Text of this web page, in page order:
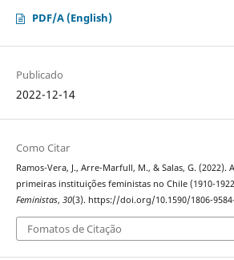
PDF/A (English)
Publicado
2022-12-14
Como Citar
Ramos-Vera, J., Arre-Marfull, M., & Salas, G. (2022).
primeiras instituições feministas no Chile (1910-
Feministas, 30(3). https://doi.org/10.1590/1806-
Fomatos de Citação